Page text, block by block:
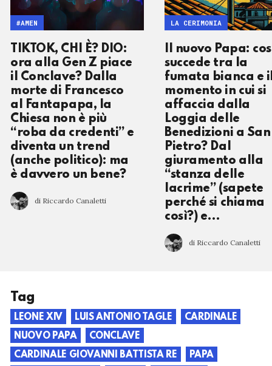
TIKTOK, CHI È? DIO:
ora alla Gen Z piace
il Conclave? Dalla
morte di Francesco
al Fantapapa, la
Chiesa non è più
“roba da credenti” e
diventa un trend
(anche politico): ma
è davvero un bene?
di Riccardo Canaletti
#AMEN
Il nuovo Papa:
succede tra la
fumata bianca e
momento in cui si
affaccia dalla
Loggia delle
Benedizioni a San
Pietro? Dal
giuramento alla
“stanza delle
lacrime” (sapete
perché si chiama
così?) e…
di Riccardo Canaletti
LA CERIMONIA
Tag
LEONE XIV LUIS ANTONIO TAGLE
CARDINALE
NUOVO PAPA
CONCLAVE
CARDINALE GIOVANNI BATTISTA RE
PAPA